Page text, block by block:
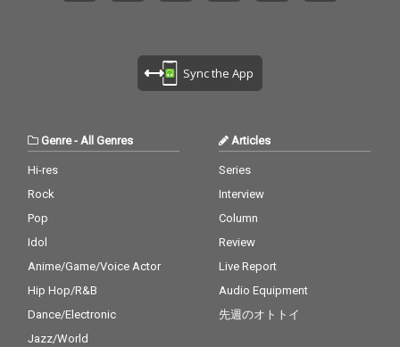
Sync the App
Genre-All Genres
Hi-res
Rock
Pop
Idol
Anime/Game/Voice Actor
Hip Hop/R&B
Dance/Electronic
Jazz/World
Articles
Series
Interview
Column
Review
Live Report
Audio Equipment
先週のオトトイ